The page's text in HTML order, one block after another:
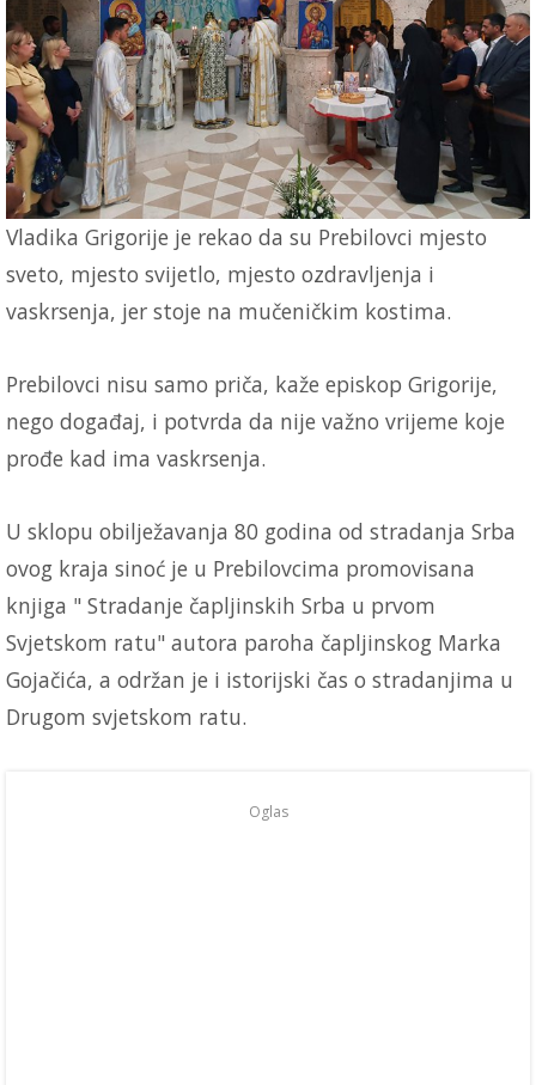
Vladika Grigorije je rekao da su Prebilovci mjesto
sveto, mjesto svijetlo, mjesto ozdravljenja i
vaskrsenja, jer stoje na mučeničkim kostima.
Prebilovci nisu samo priča, kaže episkop Grigorije,
nego događaj, i potvrda da nije važno vrijeme koje
prođe kad ima vaskrsenja.
U sklopu obilježavanja 80 godina od stradanja Srba
ovog kraja sinoć je u Prebilovcima promovisana
knjiga " Stradanje čapljinskih Srba u prvom
Svjetskom ratu" autora paroha čapljinskog Marka
Gojačića, a održan je i istorijski čas o stradanjima u
Drugom svjetskom ratu.
Oglas